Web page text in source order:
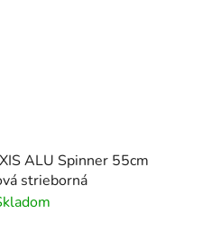
ALU Spinner 55cm
strieborná